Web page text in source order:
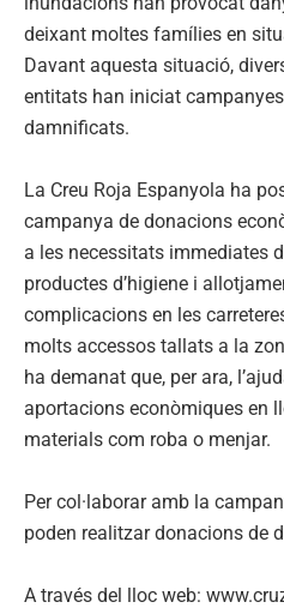
deixant moltes famílies en
Davant aquesta situació,
entitats han iniciat
damnificats.
La Creu Roja Espanyola ha
campanya de donacions
a les necessitats immediates
productes d’higiene i
complicacions en les
molts accessos tallats a la
ha demanat que, per ara,
aportacions econòmiques en
materials com roba o menjar.
Per col·laborar amb la
poden realitzar donacions de
A través del lloc web: